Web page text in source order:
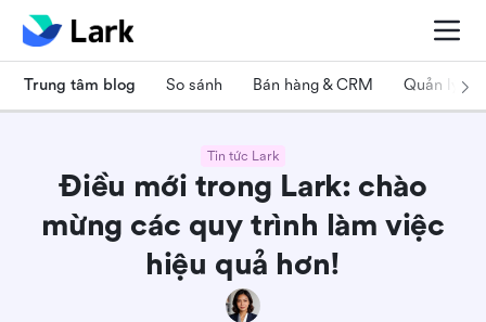
Trung tâm blog So sánh Bán hàng & CRM Quản lý dự
Tin tức Lark
Điều mới trong Lark: chào
mừng các quy trình làm việc
hiệu quả hơn!